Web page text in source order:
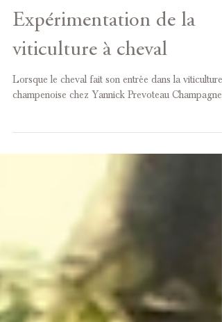
Expérimentation de la
viticulture à cheval
Lorsque le cheval fait son entrée dans la viticulture